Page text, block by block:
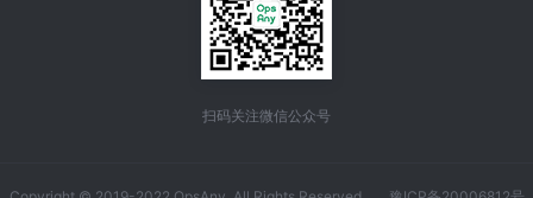
扫码关注微信公众号